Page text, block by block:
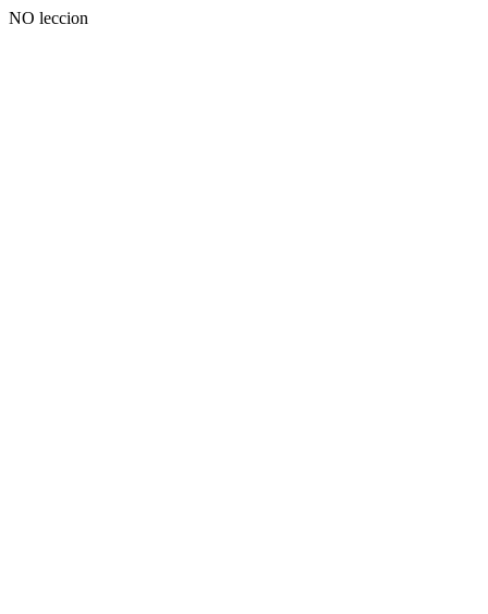
NO leccion